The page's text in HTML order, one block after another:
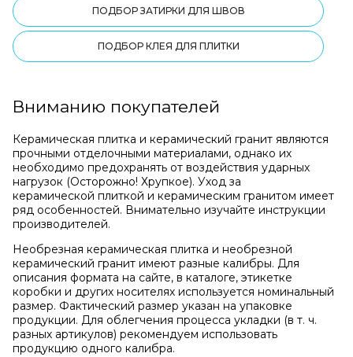
ПОДБОР ЗАТИРКИ ДЛЯ ШВОВ
ПОДБОР КЛЕЯ ДЛЯ ПЛИТКИ
Вниманию покупателей
Керамическая плитка и керамический гранит являются
прочными отделочными материалами, однако их
необходимо предохранять от воздействия ударных
нагрузок (Осторожно! Хрупкое). Уход за
керамической плиткой и керамическим гранитом имеет
ряд особенностей. Внимательно изучайте инструкции
производителей.
Необрезная керамическая плитка и необрезной
керамический гранит имеют разные калибры. Для
описания формата на сайте, в каталоге, этикетке
коробки и других носителях используется номинальный
размер. Фактический размер указан на упаковке
продукции. Для облегчения процесса укладки (в т. ч.
разных артикулов) рекомендуем использовать
продукцию одного калибра.